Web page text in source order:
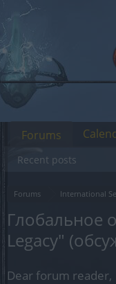
Forums International
Глобальное
Legacy"
Dear forum reader,
Forums
Recent posts